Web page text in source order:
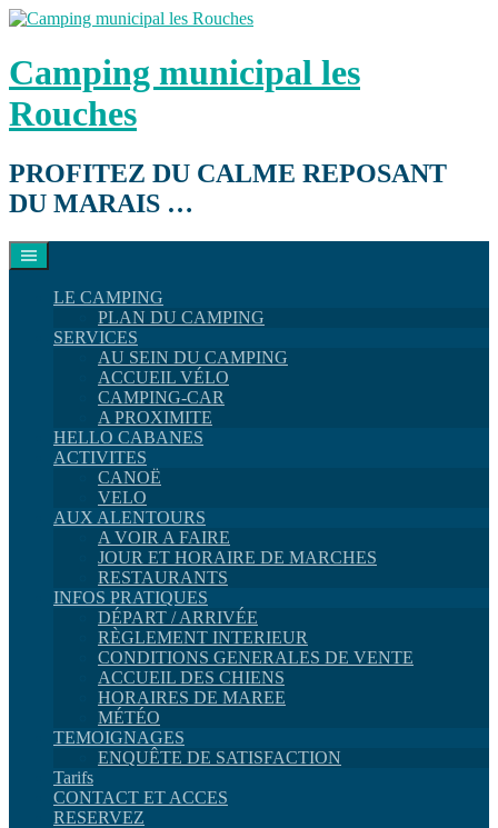
Aller
contenu
Camping municipal les
Rouches
PROFITEZ DU CALME REPOSANT
DU MARAIS …
LE CAMPING
PLAN DU CAMPING
SERVICES
AU SEIN DU CAMPING
ACCUEIL VÉLO
CAMPING-CAR
A PROXIMITE
HELLO CABANES
ACTIVITES
CANOË
VELO
AUX ALENTOURS
A VOIR A FAIRE
JOUR ET HORAIRE DE MARCHES
RESTAURANTS
INFOS PRATIQUES
DÉPART / ARRIVÉE
RÈGLEMENT INTERIEUR
CONDITIONS GENERALES DE VENTE
ACCUEIL DES CHIENS
HORAIRES DE MAREE
MÉTÉO
TEMOIGNAGES
ENQUÊTE DE SATISFACTION
Tarifs
CONTACT ET ACCES
RESERVEZ